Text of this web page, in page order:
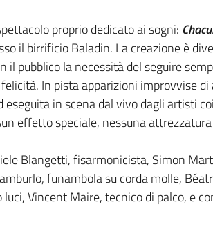
proprio dedicato ai sogni:
il birrificio Baladin. La creazione è
pubblico la necessità del seguire
In pista apparizioni improvvise
in scena dal vivo dagli artisti
effetto speciale, nessuna
Blangetti, fisarmonicista, Simon
funambola su corda molle,
Vincent Maire, tecnico di palco, e